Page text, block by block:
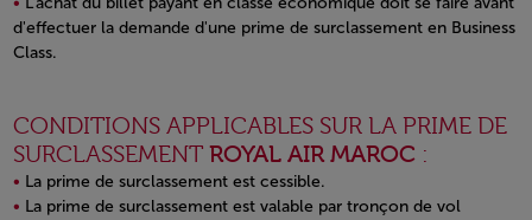
d'effectuer la demande d'une prime de surclassement en Business
Class.
CONDITIONS APPLICABLES SUR LA PRIME DE
SURCLASSEMENT ROYAL AIR MAROC:
La prime de surclassement est cessible.
La prime de surclassement est valable par tronçon de vol